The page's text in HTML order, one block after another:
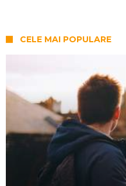
CELE MAI POPULARE